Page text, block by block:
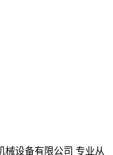
械设备有限公司 专业从